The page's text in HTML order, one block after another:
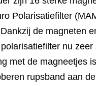
Polarisatiefilter
de magneten
nu zeer
met de magneetjes
rupsband aan de